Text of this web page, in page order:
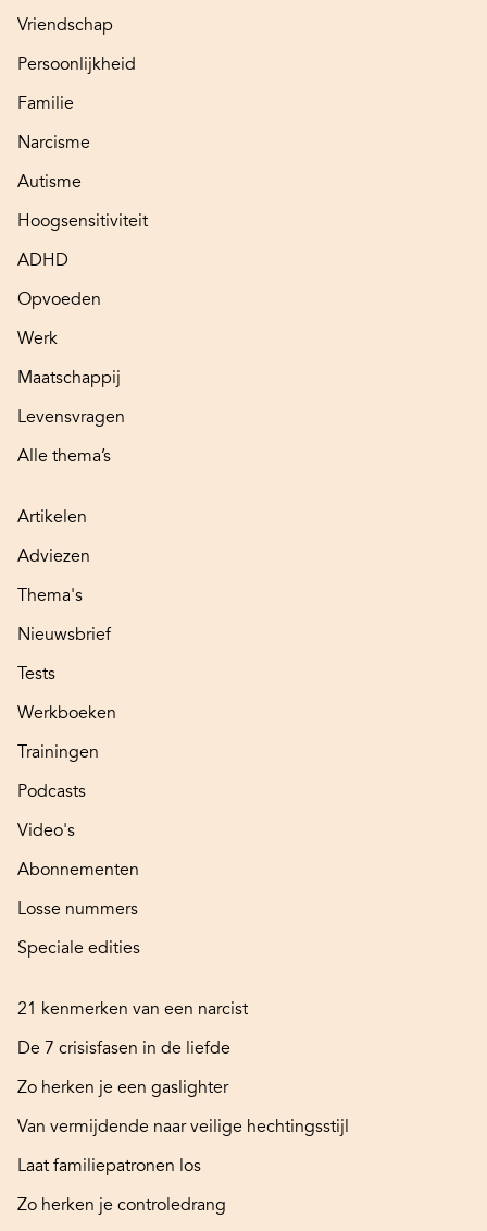
Vriendschap
Persoonlijkheid
Familie
Narcisme
Autisme
Hoogsensitiviteit
ADHD
Opvoeden
Werk
Maatschappij
Levensvragen
Alle thema’s
Artikelen
Adviezen
Thema's
Nieuwsbrief
Tests
Werkboeken
Trainingen
Podcasts
Video's
Abonnementen
Losse nummers
Speciale edities
21 kenmerken van een narcist
De 7 crisisfasen in de liefde
Zo herken je een gaslighter
Van vermijdende naar veilige hechtingsstijl
Laat familiepatronen los
Zo herken je controledrang